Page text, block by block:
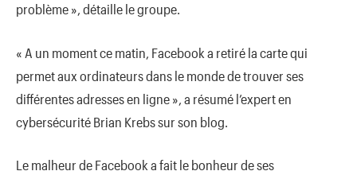
problème », détaille le groupe.
« A un moment ce matin, Facebook a retiré la carte qui
permet aux ordinateurs dans le monde de trouver ses
différentes adresses en ligne », a résumé l’expert en
cybersécurité Brian Krebs sur son blog.
Le malheur de Facebook a fait le bonheur de ses